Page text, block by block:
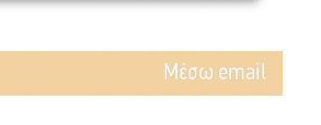
Mέσω email